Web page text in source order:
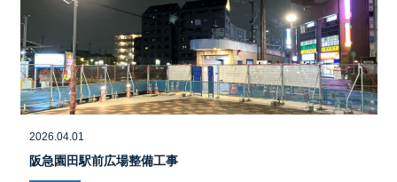
2026.04.01
阪急園田駅前広場整備工事